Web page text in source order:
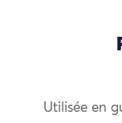
Utilisée en